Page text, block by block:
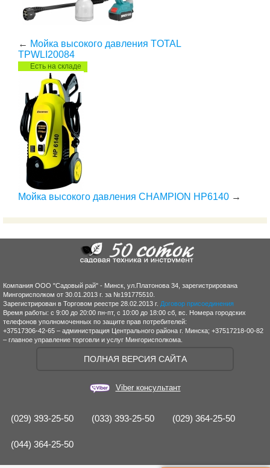
← Мойка высокого давления TOTAL
TPWLI20084
Есть на складе
Мойка высокого давления CHAMPION HP6140 →
Компания ООО "Садовый рай" - Минск, ул.Платонова 34, зарегистрирована
Мингорисполком от 30.01.2013 г. за №191775510.
Зарегистрирован в Торговом реестре 28.02.2013 г. Договор присоединения
Время работы: с 9:00 до 20:00 пн-пт, с 10:00 до 18:00 сб, вс. Номера городских
телефонов уполномоченных по защите прав потребителей:
+37517306-42-65 – администрация Центрального района г. Минска; +37517218-00-82
– главное управление торговли и услуг Мингорисполкома.
ПОЛНАЯ ВЕРСИЯ САЙТА
Viber консультант
(029) 393-25-50 (033) 393-25-50 (029) 364-25-50
(044) 364-25-50